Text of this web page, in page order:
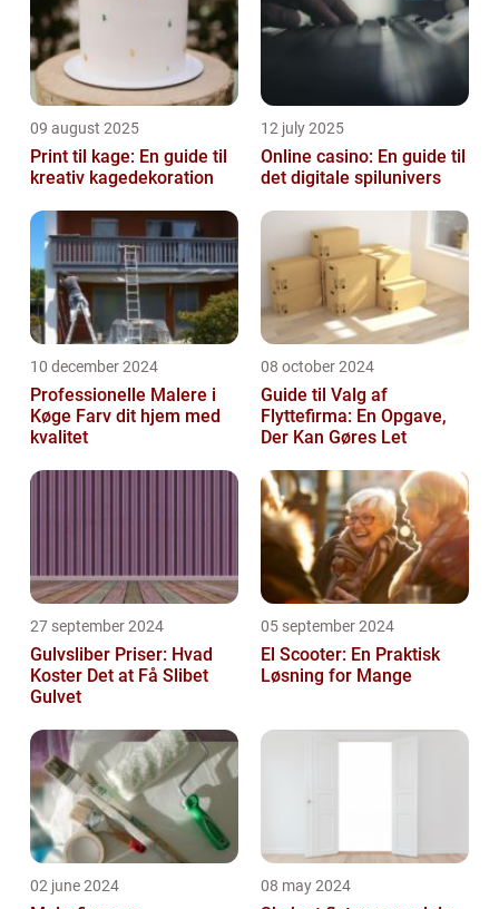
09 august 2025
Print til kage: En guide til
kreativ kagedekoration
12 july 2025
Online casino: En guide til
det digitale spilunivers
10 december 2024
Professionelle Malere i
Køge Farv dit hjem med
kvalitet
08 october 2024
Guide til Valg af
Flyttefirma: En Opgave,
Der Kan Gøres Let
27 september 2024
Gulvsliber Priser: Hvad
Koster Det at Få Slibet
Gulvet
05 september 2024
El Scooter: En Praktisk
Løsning for Mange
02 june 2024 08 may 2024